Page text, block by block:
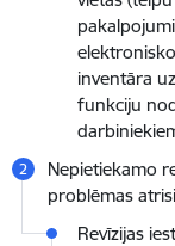
inventāra
funkciju
Nepietiekamo
problēmas
Revīzijas